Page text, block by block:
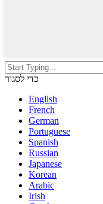
כדי לסגור
English
French
German
Portuguese
Spanish
Russian
Japanese
Korean
Arabic
Irish